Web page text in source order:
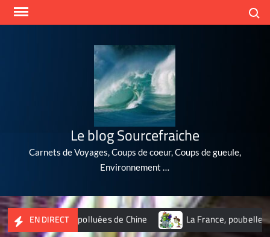
Skip
Le blog Sourcefraiche
Carnets de Voyages, Coups de coeur, Coups de gueule,
Environnement …
EN DIRECT
villes les plus polluées de Chine La France, poubelle du